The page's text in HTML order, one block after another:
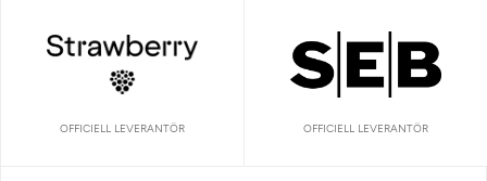
OFFICIELL LEVERANTÖR OFFICIELL LEVERANTÖR